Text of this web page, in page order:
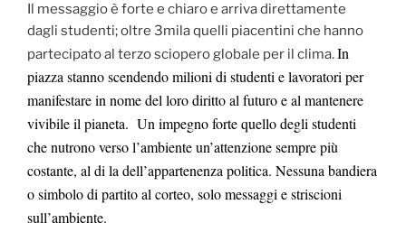
Il messaggio è forte e chiaro e arriva direttamente
dagli studenti; oltre 3mila quelli piacentini che hanno
partecipato al terzo sciopero globale per il clima.In
piazza stanno scendendo milioni di studenti e lavoratori per
manifestare in nome del loro diritto al futuro e al mantenere
vivibile il pianeta. Un impegno forte quello degli studenti
che nutrono verso l’ambiente un’attenzione sempre più
costante, al di la dell’appartenenza politica. Nessuna bandiera
o simbolo di partito al corteo, solo messaggi e striscioni
sull’ambiente.